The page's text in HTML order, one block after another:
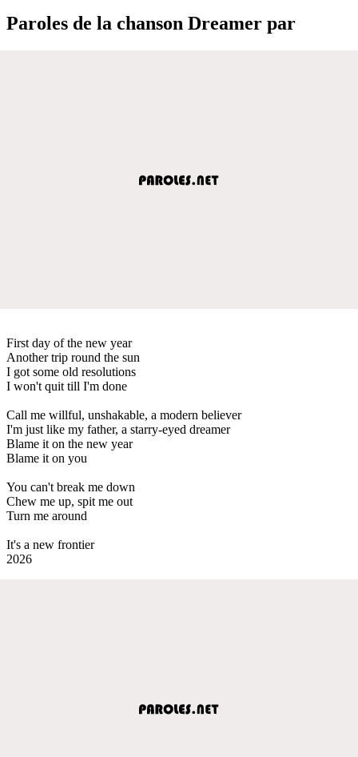
Paroles de la chanson Dreamer par
First day of the new year
Another trip round the sun
I got some old resolutions
I won't quit till I'm done
Call me willful, unshakable, a modern believer
I'm just like my father, a starry-eyed dreamer
Blame it on the new year
Blame it on you
You can't break me down
Chew me up, spit me out
Turn me around
It's a new frontier
2026